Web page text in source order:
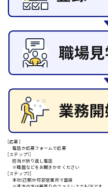
施工管理
山県郡
安芸太田町
安芸郡
日給9000円～
[応募]
電話か応募フォームで応募
[ステップ1]
担当が折り返し電話
※職歴などをお聞きかせください
[ステップ2]
本社(己斐)か可部営業所で面接